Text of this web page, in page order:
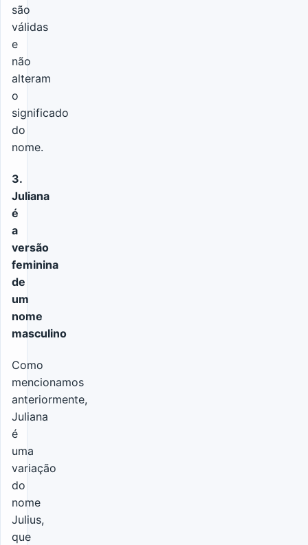
são
válidas
e
não
alteram
o
significado
do
nome.
3.
Juliana
é
a
versão
feminina
de
um
nome
masculino
Como
mencionamos
anteriormente,
Juliana
é
uma
variação
do
nome
Julius,
que